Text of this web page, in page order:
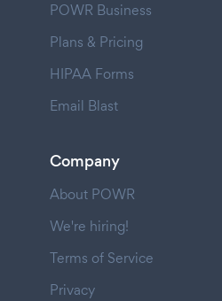
POWR Business
Plans & Pricing
HIPAA Forms
Email Blast
Company
About POWR
We're hiring!
Terms of Service
Privacy